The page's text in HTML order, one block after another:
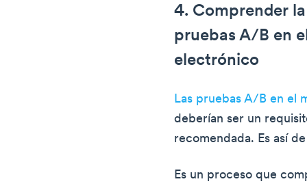
4. Comprender
pruebas A/B en
electrónico
Las pruebas A/B en el
deberían ser un
recomendada. Es así
Es un proceso que